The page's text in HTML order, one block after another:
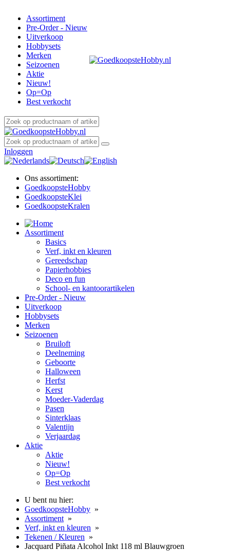
Assortiment
Pre-Order - Nieuw
Uitverkoop
Hobbysets
Merken
Seizoenen
Aktie
Nieuw!
Op=Op
Best verkocht
Inloggen
Ons assortiment:
GoedkoopsteHobby
GoedkoopsteKlei
GoedkoopsteKralen
Assortiment
Basics
Verf, inkt en kleuren
Gereedschap
Papierhobbies
Deco en fun
School- en kantoorartikelen
Pre-Order - Nieuw
Uitverkoop
Hobbysets
Merken
Seizoenen
Bruiloft
Deelneming
Geboorte
Halloween
Herfst
Kerst
Moeder-Vaderdag
Pasen
Sinterklaas
Valentijn
Verjaardag
Aktie
Aktie
Nieuw!
Op=Op
Best verkocht
U bent nu hier:
GoedkoopsteHobby »
Assortiment »
Verf, inkt en kleuren »
Tekenen / Kleuren »
Jacquard Piñata Alcohol Inkt 118 ml Blauwgroen